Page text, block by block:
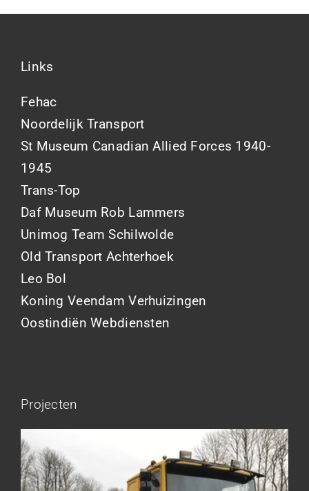
Links
Fehac
Noordelijk Transport
St Museum Canadian Allied Forces 1940-
1945
Trans-Top
Daf Museum Rob Lammers
Unimog Team Schilwolde
Old Transport Achterhoek
Leo Bol
Koning Veendam Verhuizingen
Oostindiën Webdiensten
Projecten